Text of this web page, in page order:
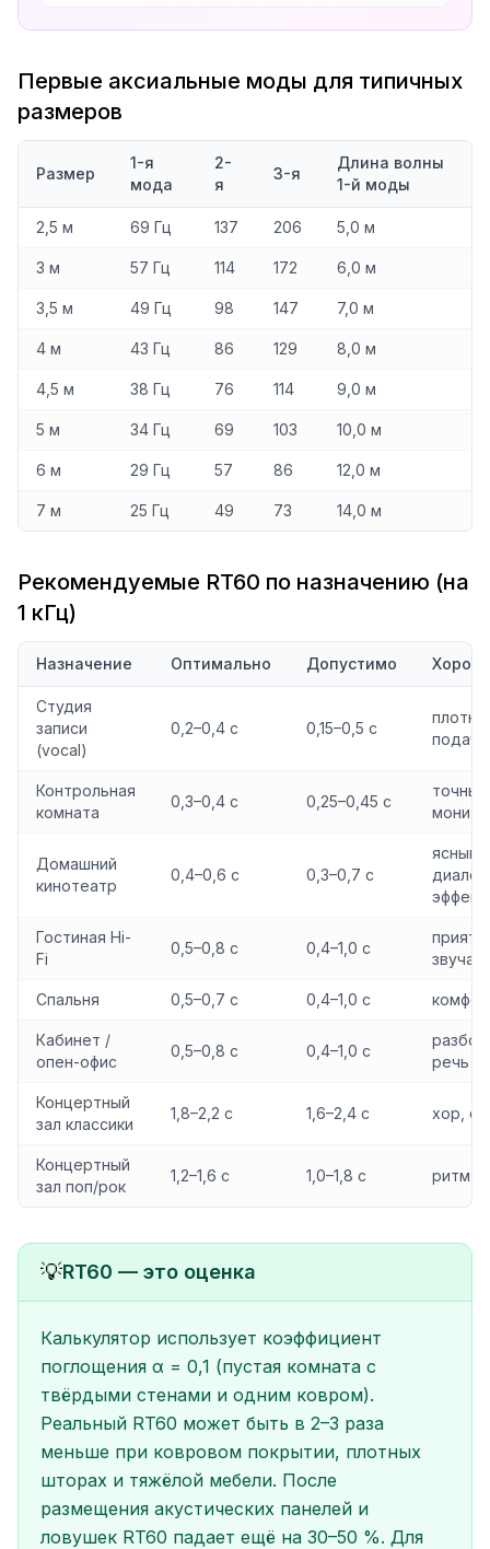
Первые аксиальные моды для типичных
размеров
Размер
1-я
мода
2-
я
3-я
Длина волны
1-й моды
2,5 м 69 Гц 137 206 5,0 м
3 м 57 Гц 114 172 6,0 м
3,5 м 49 Гц 98 147 7,0 м
4 м 43 Гц 86 129 8,0 м
4,5 м 38 Гц 76 114 9,0 м
5 м 34 Гц 69 103 10,0 м
6 м 29 Гц 57 86 12,0 м
7 м 25 Гц 49 73 14,0 м
Рекомендуемые RT60 по назначению (на
1 кГц)
Назначение Оптимально Допустимо
Студия
записи
(vocal)
0,2–0,4 с 0,15–0,5 с
подача
Контрольная
комната
0,3–0,4 с 0,25–0,45 с
точный
Домашний
кинотеатр
0,4–0,6 с 0,3–0,7 с
ясный
диалог
Гостиная Hi-
Fi
0,5–0,8 с 0,4–1,0 с
Спальня 0,5–0,7 с 0,4–1,0 с
Кабинет /
опен-офис
0,5–0,8 с 0,4–1,0 с
речь
Концертный
зал классики
1,8–2,2 с 1,6–2,4 с хор,
Концертный
зал поп/рок
1,2–1,6 с 1,0–1,8 с ритм-
💡RT60 — это оценка
Калькулятор использует коэффициент
поглощения α = 0,1 (пустая комната с
твёрдыми стенами и одним ковром).
Реальный RT60 может быть в 2–3 раза
меньше при ковровом покрытии, плотных
шторах и тяжёлой мебели. После
размещения акустических панелей и
ловушек RT60 падает ещё на 30–50 %. Для